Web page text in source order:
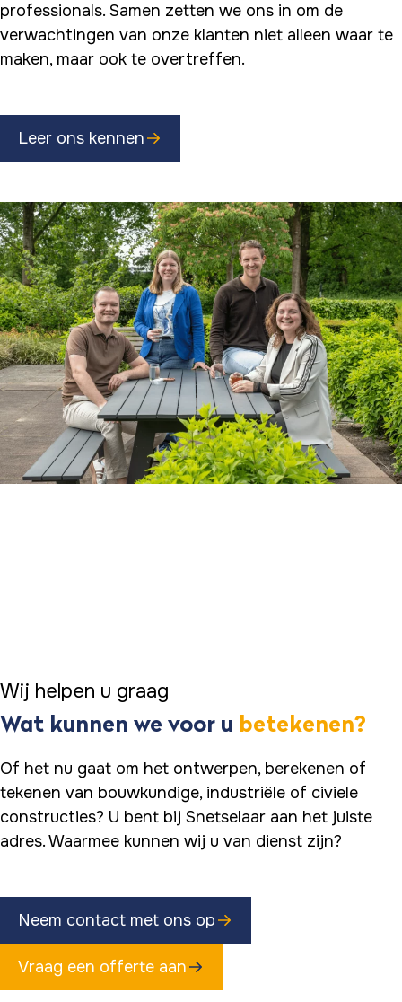
professionals. Samen zetten we ons in om de
verwachtingen van onze klanten niet alleen waar te
maken, maar ook te overtreffen.
Leer ons kennen
Wij helpen u graag
Wat kunnen we voor u betekenen?
Of het nu gaat om het ontwerpen, berekenen of
tekenen van bouwkundige, industriële of civiele
constructies? U bent bij Snetselaar aan het juiste
adres. Waarmee kunnen wij u van dienst zijn?
Neem contact met ons op
Vraag een offerte aan